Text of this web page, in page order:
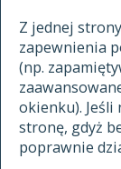
Z jednej
zapewnienia
(np.
okienku). Jeśli
stronę, gdyż
poprawnie
autorzy tekstów
zasady
statystyki
najnowsze hasła
ostatnio